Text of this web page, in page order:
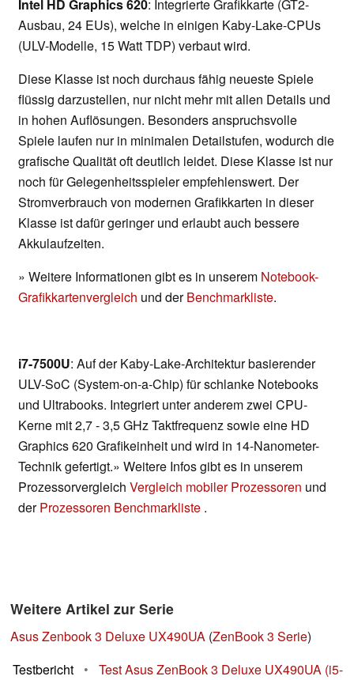
Intel HD Graphics 620: Integrierte Grafikkarte (GT2-
Ausbau, 24 EUs), welche in einigen Kaby-Lake-CPUs
(ULV-Modelle, 15 Watt TDP) verbaut wird.
Diese Klasse ist noch durchaus fähig neueste Spiele
flüssig darzustellen, nur nicht mehr mit allen Details und
in hohen Auflösungen. Besonders anspruchsvolle
Spiele laufen nur in minimalen Detailstufen, wodurch die
grafische Qualität oft deutlich leidet. Diese Klasse ist nur
noch für Gelegenheitsspieler empfehlenswert. Der
Stromverbrauch von modernen Grafikkarten in dieser
Klasse ist dafür geringer und erlaubt auch bessere
Akkulaufzeiten.
» Weitere Informationen gibt es in unserem Notebook-
Grafikkartenvergleich und derBenchmarkliste.
i7-7500U: Auf der Kaby-Lake-Architektur basierender
ULV-SoC (System-on-a-Chip) für schlanke Notebooks
und Ultrabooks. Integriert unter anderem zwei CPU-
Kerne mit 2,7 - 3,5 GHz Taktfrequenz sowie eine HD
Graphics 620 Grafikeinheit und wird in 14-Nanometer-
Technik gefertigt.» Weitere Infos gibt es in unserem
Prozessorvergleich Vergleich mobiler Prozessoren und
derProzessoren Benchmarkliste .
Weitere Artikel zur Serie
Asus Zenbook 3 Deluxe UX490UA (ZenBook 3 Serie)
Testbericht
•
Test Asus ZenBook 3 Deluxe UX490UA (i5-